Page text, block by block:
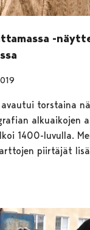
-
torstaina
alkuaikojen
1400-luvulla.
piirtäjät